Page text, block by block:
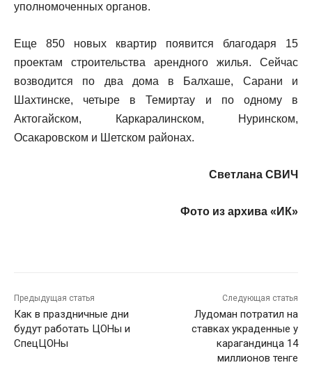
уполномоченных органов.
Еще 850 новых квартир появится благодаря 15
проектам строительства арендного жилья. Сейчас
возводится по два дома в Балхаше, Сарани и
Шахтинске, четыре в Темиртау и по одному в
Актогайском, Каркаралинском, Нуринском,
Осакаровском и Шетском районах.
Светлана СВИЧ
Фото из архива «ИК»
Предыдущая статья
Как в праздничные дни
будут работать ЦОНы и
СпецЦОНы
Следующая статья
Лудоман потратил на
ставках украденные у
карагандинца 14
миллионов тенге